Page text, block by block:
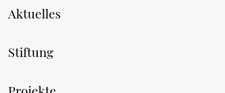
Aktuelles
Stiftung